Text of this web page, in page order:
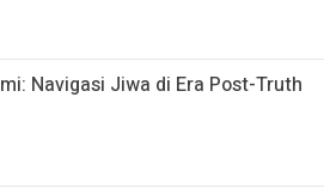
Navigasi Jiwa di Era Post-Truth